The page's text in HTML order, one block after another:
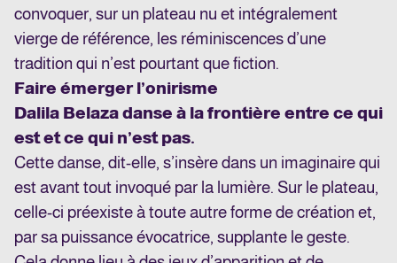
convoquer, sur un plateau nu et intégralement
vierge de référence, les réminiscences d’une
tradition qui n’est pourtant que fiction.
Faire émerger l’onirisme
Dalila Belaza danse à la frontière entre ce qui
est et ce qui n’est pas.
Cette danse, dit-elle, s’insère dans un imaginaire qui
est avant tout invoqué par la lumière. Sur le plateau,
celle-ci préexiste à toute autre forme de création et,
par sa puissance évocatrice, supplante le geste.